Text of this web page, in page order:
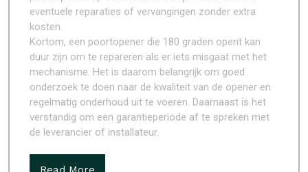
eventuele reparaties of vervangingen zonder extra
kosten.
Kortom, een poortopener die 180 graden opent kan
duur zijn om te repareren als er iets misgaat met het
mechanisme. Het is daarom belangrijk om goed
onderzoek te doen naar de kwaliteit van de opener en
regelmatig onderhoud uit te voeren. Daarnaast is het
verstandig om een garantieperiode af te spreken met
de leverancier of installateur.